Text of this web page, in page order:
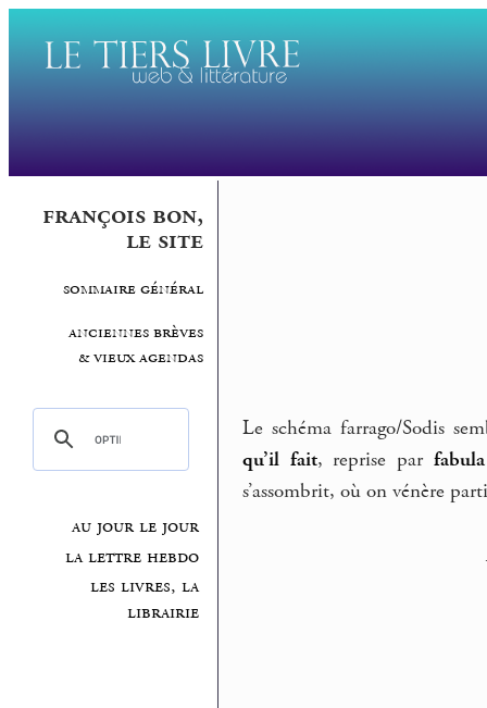
françois bon,
le site
sommaire général
anciennes brèves
& vieux agendas
au jour le jour
la lettre hebdo
les livres, la
librairie
Le schéma farrago/Sodis
qu’il fait, reprise par fabula
s’assombrit, où on vénère